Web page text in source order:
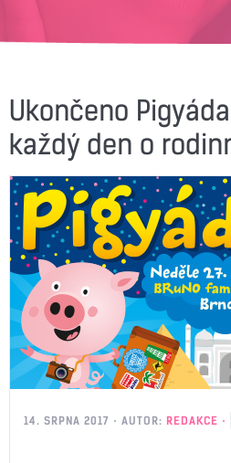
Ukončeno
každý den o
14. SRPNA 2017 AUTOR: REDAKCE